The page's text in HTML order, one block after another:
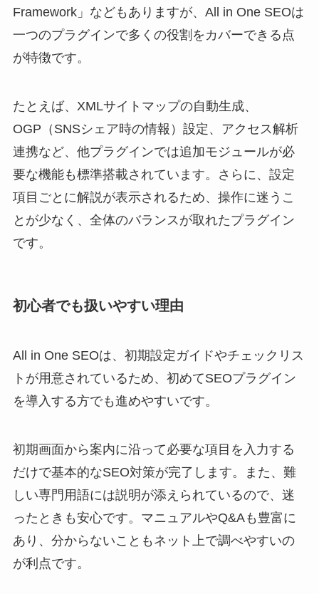
Framework」などもありますが、All in One SEOは
一つのプラグインで多くの役割をカバーできる点
が特徴です。
たとえば、XMLサイトマップの自動生成、
OGP（SNSシェア時の情報）設定、アクセス解析
連携など、他プラグインでは追加モジュールが必
要な機能も標準搭載されています。さらに、設定
項目ごとに解説が表示されるため、操作に迷うこ
とが少なく、全体のバランスが取れたプラグイン
です。
初心者でも扱いやすい理由
All in One SEOは、初期設定ガイドやチェックリス
トが用意されているため、初めてSEOプラグイン
を導入する方でも進めやすいです。
初期画面から案内に沿って必要な項目を入力する
だけで基本的なSEO対策が完了します。また、難
しい専門用語には説明が添えられているので、迷
ったときも安心です。マニュアルやQ&Aも豊富に
あり、分からないこともネット上で調べやすいの
が利点です。